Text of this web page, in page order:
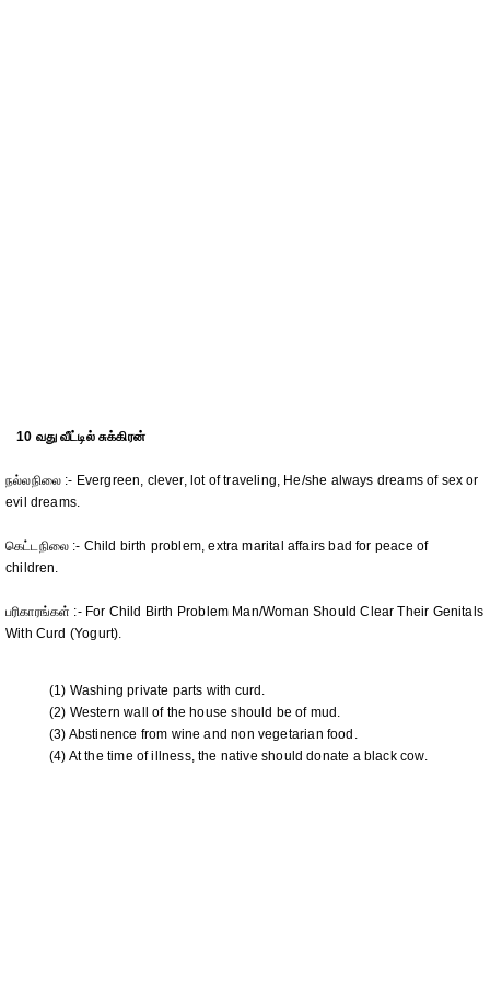
10 வது வீட்டில் சுக்கிரன்
நல்லநிலை :- Evergreen, clever, lot of traveling, He/she always dreams of sex or
evil dreams.
கெட்டநிலை :- Child birth problem, extra marital affairs bad for peace of
children.
பரிகாரங்கள் :- For Child Birth Problem Man/Woman Should Clear Their Genitals
With Curd (Yogurt).
(1) Washing private parts with curd.
(2) Western wall of the house should be of mud.
(3) Abstinence from wine and non vegetarian food.
(4) At the time of illness, the native should donate a black cow.